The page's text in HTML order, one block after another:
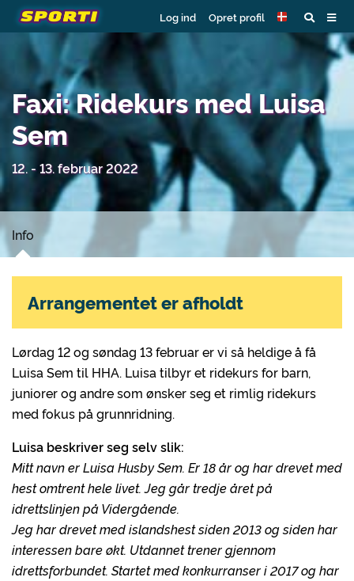
Log ind Opret profil
Faxi: Ridekurs med Luisa
Sem
12. - 13. februar 2022
Info
Lørdag 12 og søndag 13 februar er vi så heldige å få
Luisa Sem til HHA. Luisa tilbyr et ridekurs for barn,
juniorer og andre som ønsker seg et rimlig ridekurs
med fokus på grunnridning.
Luisa beskriver seg selv slik:
Mitt navn er Luisa Husby Sem. Er 18 år og har drevet med
hest omtrent hele livet. Jeg går tredje året på
idrettslinjen på Vidergående.
Jeg har drevet med islandshest siden 2013 og siden har
interessen bare økt. Utdannet trener gjennom
idrettsforbundet. Startet med konkurranser i 2017 og har
Arrangementet er afholdt